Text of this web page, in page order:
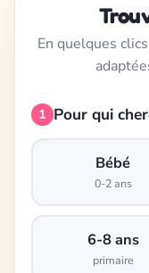
En quelques
1 Pour qui
Bébé
0-2 ans
6-8 ans
primaire